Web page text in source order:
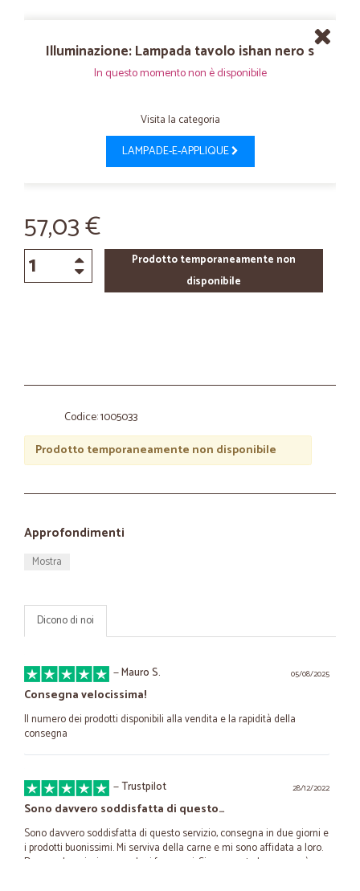
Illuminazione: Lampada tavolo ishan nero s
In questo momento non è disponibile
Visita la categoria
LAMPADE-E-APPLIQUE
57,03 €
Prodotto temporaneamente non
disponibile
Codice: 1005033
Prodotto temporaneamente non disponibile
Approfondimenti
Mostra
Dicono di noi
05/08/2025
—Mauro S.
Consegna velocissima!
Il numero dei prodotti disponibili alla vendita e la rapidità della
consegna
28/12/2022
—Trustpilot
Sono davvero soddisfatta di questo…
Sono davvero soddisfatta di questo servizio, consegna in due giorni e
i prodotti buonissimi. Mi serviva della carne e mi sono affidata a loro.
Davvero buonissima , anche i formaggi. Sicuramente la comprerò